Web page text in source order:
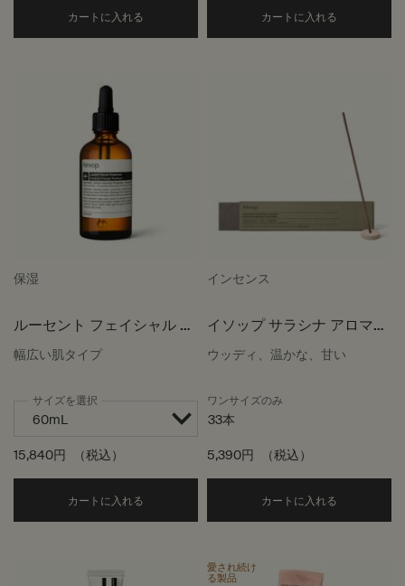
カートに入れる モーニング インヴィゴレーション
カートに入れる
保湿
ルーセント フェイシャル エ
ッセンス
幅広い肌タイプ
サイズを選択
15,840円 （税込）
カートに入れる Add the ルーセント フェイシャル エッセン
インセンス
イソップ サラシナ アロマテ
ィック インセンス
ウッディ、温かな、甘い
ワンサイズのみ
33本
5,390円 （税込）
カートに入れる
愛され続け
る製品